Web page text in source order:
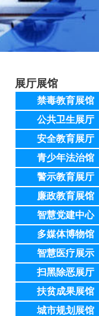
展厅展馆
禁毒教育展馆
公共卫生展厅
安全教育展厅
青少年法治馆
警示教育展厅
廉政教育展馆
智慧党建中心
多媒体博物馆
智慧医疗展示
扫黑除恶展厅
扶贫成果展馆
城市规划展馆